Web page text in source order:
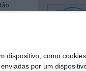
dispositivo, como
por um